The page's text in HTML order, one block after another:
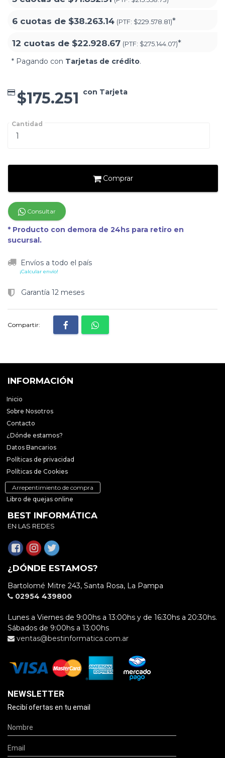
6 cuotas de $38.263.14 (PTF: $229.578.81)*
12 cuotas de $22.928.67 (PTF: $275.144.07)*
* Pagando con Tarjetas de crédito.
$175.251 con Tarjeta
Cantidad
Comprar
Consultar
* Producto con demora de 24hs para retiro en
sucursal.
Envíos a todo el país
¡Calcular envío!
Garantía 12 meses
Compartir:
INFORMACIÓN
Inicio
Sobre Nosotros
Contacto
¿Dónde estamos?
Datos Bancarios
Políticas de privacidad
Políticas de Cookies
Arrepentimiento de compra
Libro de quejas online
BEST INFORMÁTICA
EN LAS REDES
¿DÓNDE ESTAMOS?
Bartolomé Mitre 243, Santa Rosa, La Pampa
02954 439800
Lunes a Viernes de 9:00hs a 13:00hs y de 16:30hs a 20:30hs.
Sábados de 9:00hs a 13:00hs
ventas@bestinformatica.com.ar
NEWSLETTER
Recibí ofertas en tu email